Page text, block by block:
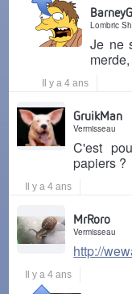
Lombric
Je ne
Il y a 4 ans
GruikMan
Vermisseau
C'est
papiers ?
Il y a 4 ans
MrRoro
Vermisseau
http://
Il y a 4 ans